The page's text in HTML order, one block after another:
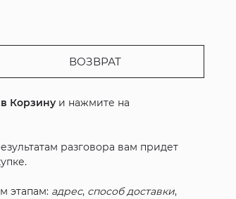
ВОЗВРАТ
в Корзину и нажмите на
разговора вам придет
этапам: адрес, способ доставки,